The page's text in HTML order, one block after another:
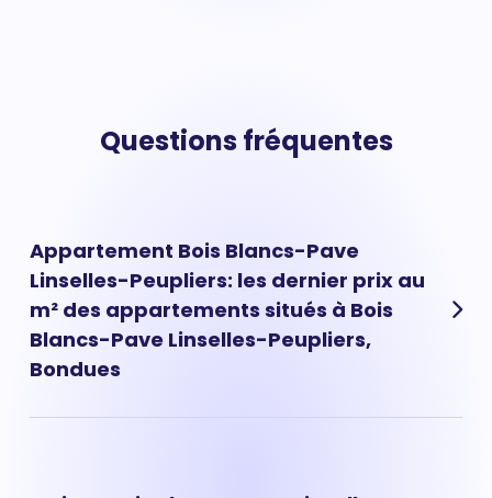
Questions fréquentes
Appartement Bois Blancs-Pave
Linselles-Peupliers: les dernier prix au
m² des appartements situés à Bois
Blancs-Pave Linselles-Peupliers,
Bondues